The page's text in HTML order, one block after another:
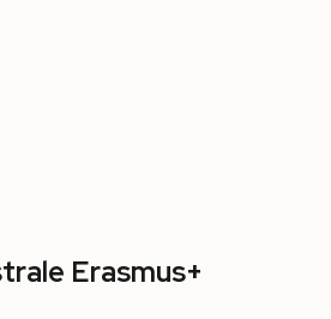
Erasmus+